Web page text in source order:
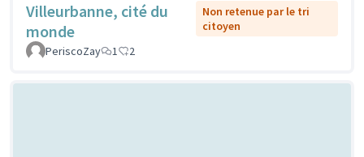
Villeurbanne, cité du
monde
Non retenue par le tri
citoyen
PeriscoZay
1 2